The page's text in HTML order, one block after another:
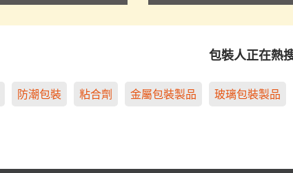
包裝人正在熱
防潮包裝 粘合劑 金屬包裝製品 玻璃包裝製品